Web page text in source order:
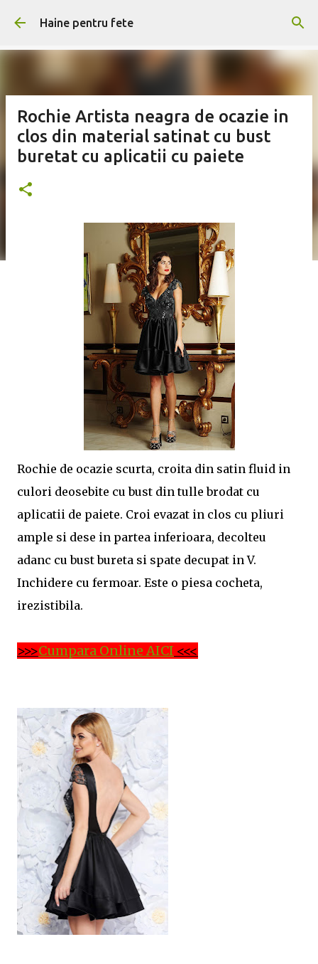
Treceți la conținutul principal
Haine pentru fete
Rochie Artista neagra de ocazie in
clos din material satinat cu bust
buretat cu aplicatii cu paiete
Rochie de ocazie scurta, croita din satin fluid in
culori deosebite cu bust din tulle brodat cu
aplicatii de paiete. Croi evazat in clos cu pliuri
ample si dese in partea inferioara, decolteu
adanc cu bust bureta si spate decupat in V.
Inchidere cu fermoar. Este o piesa cocheta,
irezistibila.
>>>Cumpara Online AICI <<<